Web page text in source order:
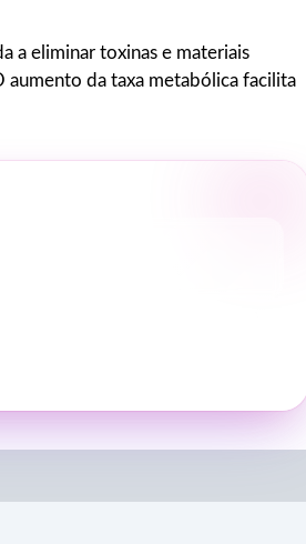
a eliminar toxinas e materiais
aumento da taxa metabólica facilita